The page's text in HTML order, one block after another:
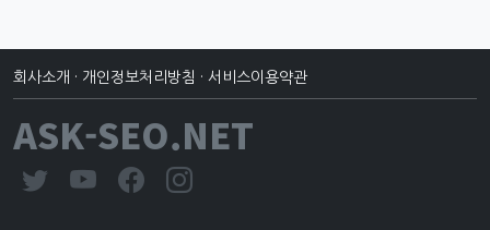
회사소개 · 개인정보처리방침 · 서비스이용약관
ASK-SEO.NET